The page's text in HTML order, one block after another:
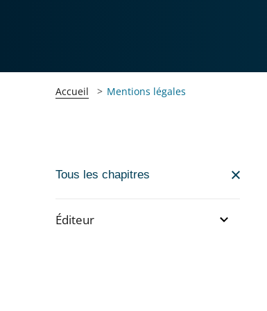
Accueil Mentions légales
Passer
navigation
Tous les chapitres
Éditeur